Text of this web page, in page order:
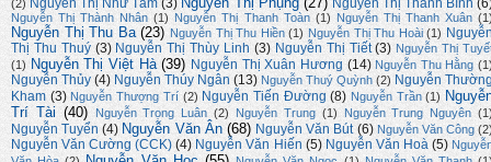
(2) Nguyễn Thị Như Tâm (3) Nguyễn Thị Thanh Bình
Nguyễn Thị Thành Nhân (1) Nguyễn Thị Thanh Toàn (1) Nguyễn Thị Thanh Xuân
Nguyễn Thị Thu Ba (23) Nguyễn Thị Thu Hiền (1) Nguyễn Thị Thu Hoài (1)
Thị Thu Thuý (3) Nguyễn Thị Thùy Linh (3) Nguyễn Thị Tiết (3) Nguyễn Thị
(1) Nguyễn Thị Việt Hà (39) Nguyễn Thị Xuân Hương (14) Nguyễn Thu Hằng
Nguyễn Thủy (4) Nguyễn Thúy Ngân (13) Nguyễn Thuý Quỳnh (2) Nguyễn
Kham (3) Nguyễn Thượng Trí (2) Nguyễn Tiến Đường (8) Nguyễn Trần (1)
Trí Tài (40) Nguyễn Trọng Luân (2) Nguyễn Trung (1) Nguyễn Trung Nguyên
Nguyễn Tuyển (4) Nguyễn Văn Ân (68) Nguyễn Văn Bút (6) Nguyễn Văn Công
Nguyễn Văn Cường (CCK) (4) Nguyễn Văn Hiến (5) Nguyễn Văn Hoà (5)